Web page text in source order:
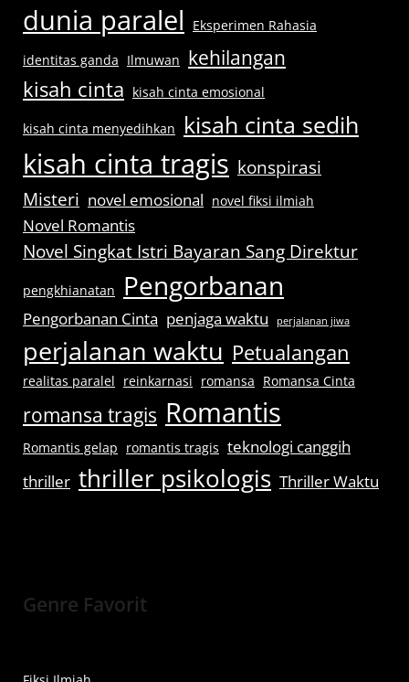
dunia paralel
Eksperimen Rahasia
identitas ganda Ilmuwan kehilangan
kisah cinta kisah cinta emosional
kisah cinta menyedihkan kisah cinta sedih
kisah cinta tragis konspirasi
Misteri novel emosional novel fiksi ilmiah
Novel Romantis
Novel Singkat Istri Bayaran Sang Direktur
pengkhianatan Pengorbanan
Pengorbanan Cinta penjaga waktu perjalanan jiwa
perjalanan waktu Petualangan
realitas paralel reinkarnasi romansa Romansa Cinta
romansa tragis Romantis
Romantis gelap romantis tragis teknologi canggih
thriller thriller psikologis Thriller Waktu
Genre Favorit